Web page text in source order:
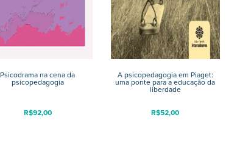
Psicodrama na cena da
psicopedagogia
R$92,00
A psicopedagogia em Piaget:
uma ponte para a educação da
liberdade
R$52,00